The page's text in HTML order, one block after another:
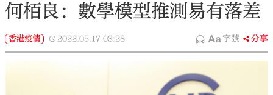
何栢良：數學模型推測易有落差
香港疫情 2022.05.17 03:28 字號 分享